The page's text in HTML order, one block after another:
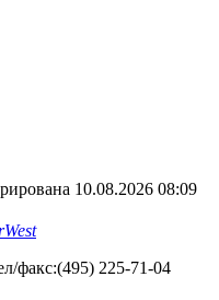
10.08.2026 08:09
факс:(495) 225-71-04